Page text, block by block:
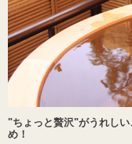
"ちょっと贅沢"がうれし
め！